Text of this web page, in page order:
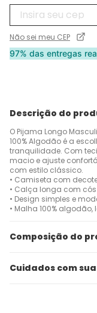
Não sei meu CEP
97% das entregas
Descrição do
O Pijama Longo
100% Algodão é a
tranquilidade. Com
macio e ajuste
com estilo clássico.
• Camiseta com
• Calça longa com
• Design simples e
• Malha 100% algodão,
Composição do
Cuidados com